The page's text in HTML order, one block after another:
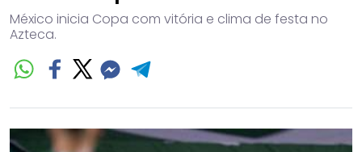
México inicia Copa com vitória e clima de festa no
Azteca.